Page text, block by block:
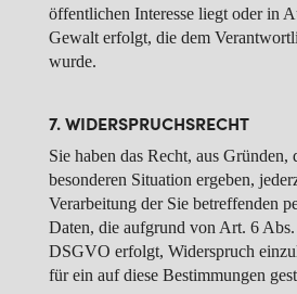
öffentlichen Interesse liegt oder in
Gewalt erfolgt, die dem
wurde.
7. WIDERSPRUCHSRECHT
Sie haben das Recht, aus Gründen,
besonderen Situation ergeben,
Verarbeitung der Sie betreffenden
Daten, die aufgrund von Art. 6
DSGVO erfolgt, Widerspruch
für ein auf diese Bestimmungen